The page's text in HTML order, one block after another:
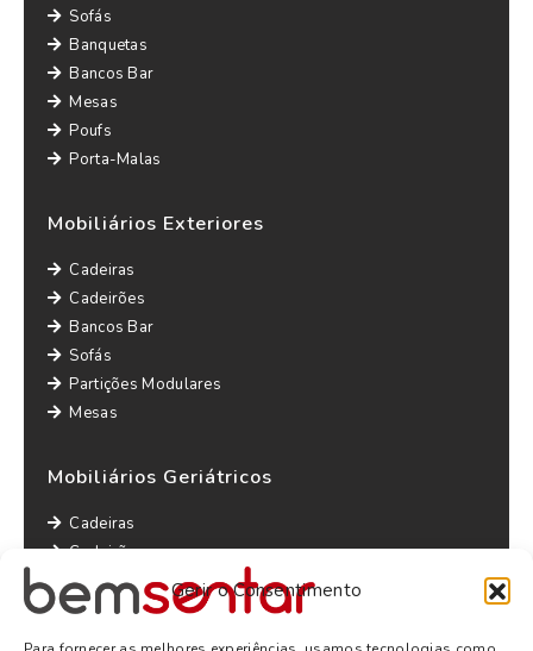
Gerir o Consentimento
Sofás
Banquetas
Bancos Bar
Mesas
Poufs
Porta-Malas
Mobiliários Exteriores
Cadeiras
Cadeirões
Bancos Bar
Sofás
Partições Modulares
Mesas
Mobiliários Geriátricos
Cadeiras
Cadeirões
Maples
Sofás